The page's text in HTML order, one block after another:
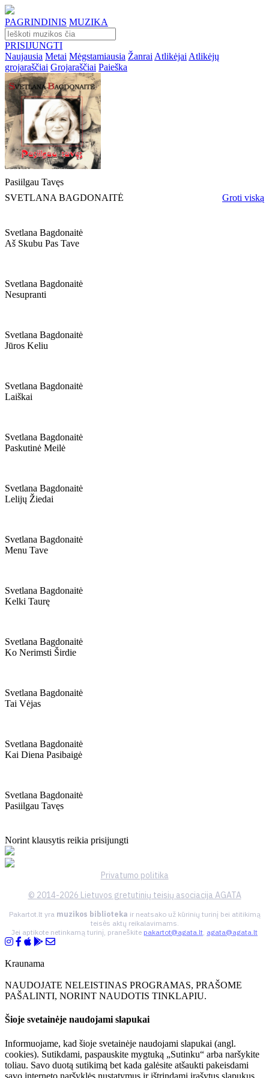
PAGRINDINIS MUZIKA
PRISIJUNGTI
Naujausia Metai Mėgstamiausia Žanrai Atlikėjai Atlikėjų
grojaraščiai Grojaraščiai Paieška
Pasiilgau Tavęs
SVETLANA BAGDONAITĖ
Groti viską
Svetlana Bagdonaitė
Aš Skubu Pas Tave
Svetlana Bagdonaitė
Nesupranti
Svetlana Bagdonaitė
Jūros Keliu
Svetlana Bagdonaitė
Laiškai
Svetlana Bagdonaitė
Paskutinė Meilė
Svetlana Bagdonaitė
Lelijų Žiedai
Svetlana Bagdonaitė
Menu Tave
Svetlana Bagdonaitė
Kelki Taurę
Svetlana Bagdonaitė
Ko Nerimsti Širdie
Svetlana Bagdonaitė
Tai Vėjas
Svetlana Bagdonaitė
Kai Diena Pasibaigė
Svetlana Bagdonaitė
Pasiilgau Tavęs
Norint klausytis reikia prisijungti
Privatumo politika
© 2014-2026 Lietuvos gretutinių teisių asociacija AGATA
Pakartot.lt yra muzikos biblioteka ir neatsako už kūrinių turinį bei atitikimą
teisės aktų reikalavimams.
Jei aptikote netinkamą turinį, praneškite pakartot@agata.lt, agata@agata.lt
Kraunama
NAUDOJATE NELEISTINAS PROGRAMAS, PRAŠOME
PAŠALINTI, NORINT NAUDOTIS TINKLAPIU.
Šioje svetainėje naudojami slapukai
Informuojame, kad šioje svetainėje naudojami slapukai (angl.
cookies). Sutikdami, paspauskite mygtuką „Sutinku“ arba naršykite
toliau. Savo duotą sutikimą bet kada galėsite atšaukti pakeisdami
savo interneto naršyklės nustatymus ir ištrindami įrašytus slapukus.